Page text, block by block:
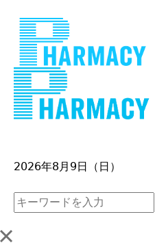
navigation
2026年8月9日（日）